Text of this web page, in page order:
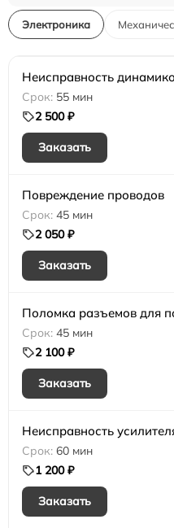
Электроника
Неисправность
55 мин
2 500 ₽
Заказать
Повреждение проводов
45 мин
2 050 ₽
Заказать
Поломка разъемов для
45 мин
2 100 ₽
Заказать
Неисправность
60 мин
1 200 ₽
Заказать